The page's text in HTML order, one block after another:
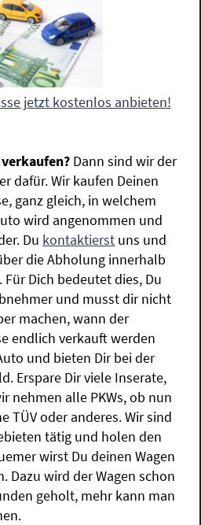
jetzt kostenlos anbieten!
Dann sind wir der
dafür. Wir kaufen Deinen
ganz gleich, in welchem
wird angenommen und
Du kontaktierst uns und
die Abholung innerhalb
Dich bedeutet dies, Du
und musst dir nicht
machen, wann der
endlich verkauft werden
und bieten Dir bei der
Erspare Dir viele Inserate,
nehmen alle PKWs, ob nun
TÜV oder anderes. Wir sind
tätig und holen den
wirst Du deinen Wagen
Dazu wird der Wagen schon
geholt, mehr kann man